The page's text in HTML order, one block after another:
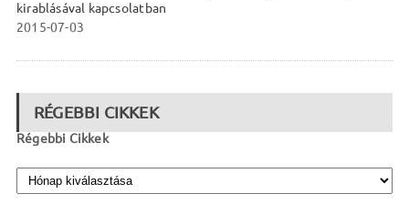
kirablásával kapcsolatban
2015-07-03
RÉGEBBI CIKKEK
Régebbi Cikkek